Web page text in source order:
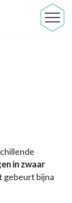
in zwaar
gebeurt bijna